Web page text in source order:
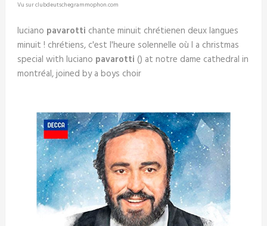
Vu sur clubdeutschegrammophon.com
luciano pavarotti chante minuit chrétienen deux langues
minuit ! chrétiens, c'est l'heure solennelle où l a christmas
special with luciano pavarotti () at notre dame cathedral in
montréal, joined by a boys choir